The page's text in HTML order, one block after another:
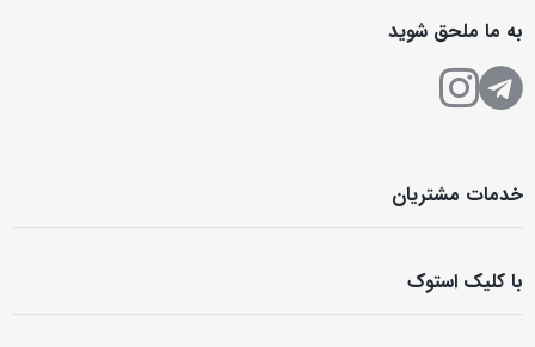
به ما ملحق شوید
خدمات مشتریان
با کلیک استوک